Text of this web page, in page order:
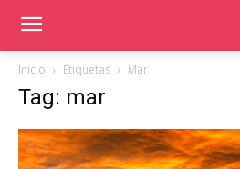
Inicio Etiquetas Mar
Tag: mar